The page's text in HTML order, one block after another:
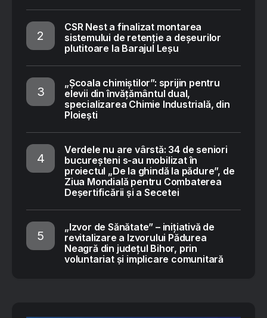
CSR Nest a finalizat montarea
sistemului de retenție a deșeurilor
plutitoare la Barajul Leșu
„Școala chimiștilor”: sprijin pentru
elevii din învățământul dual,
specializarea Chimie Industrială, din
Ploiești
Verdele nu are vârstă: 34 de seniori
bucureșteni s-au mobilizat în
proiectul „De la ghindă la pădure”, de
Ziua Mondială pentru Combaterea
Deșertificării și a Secetei
„Izvor de Sănătate” – inițiativă de
revitalizare a Izvorului Pădurea
Neagră din județul Bihor, prin
voluntariat și implicare comunitară